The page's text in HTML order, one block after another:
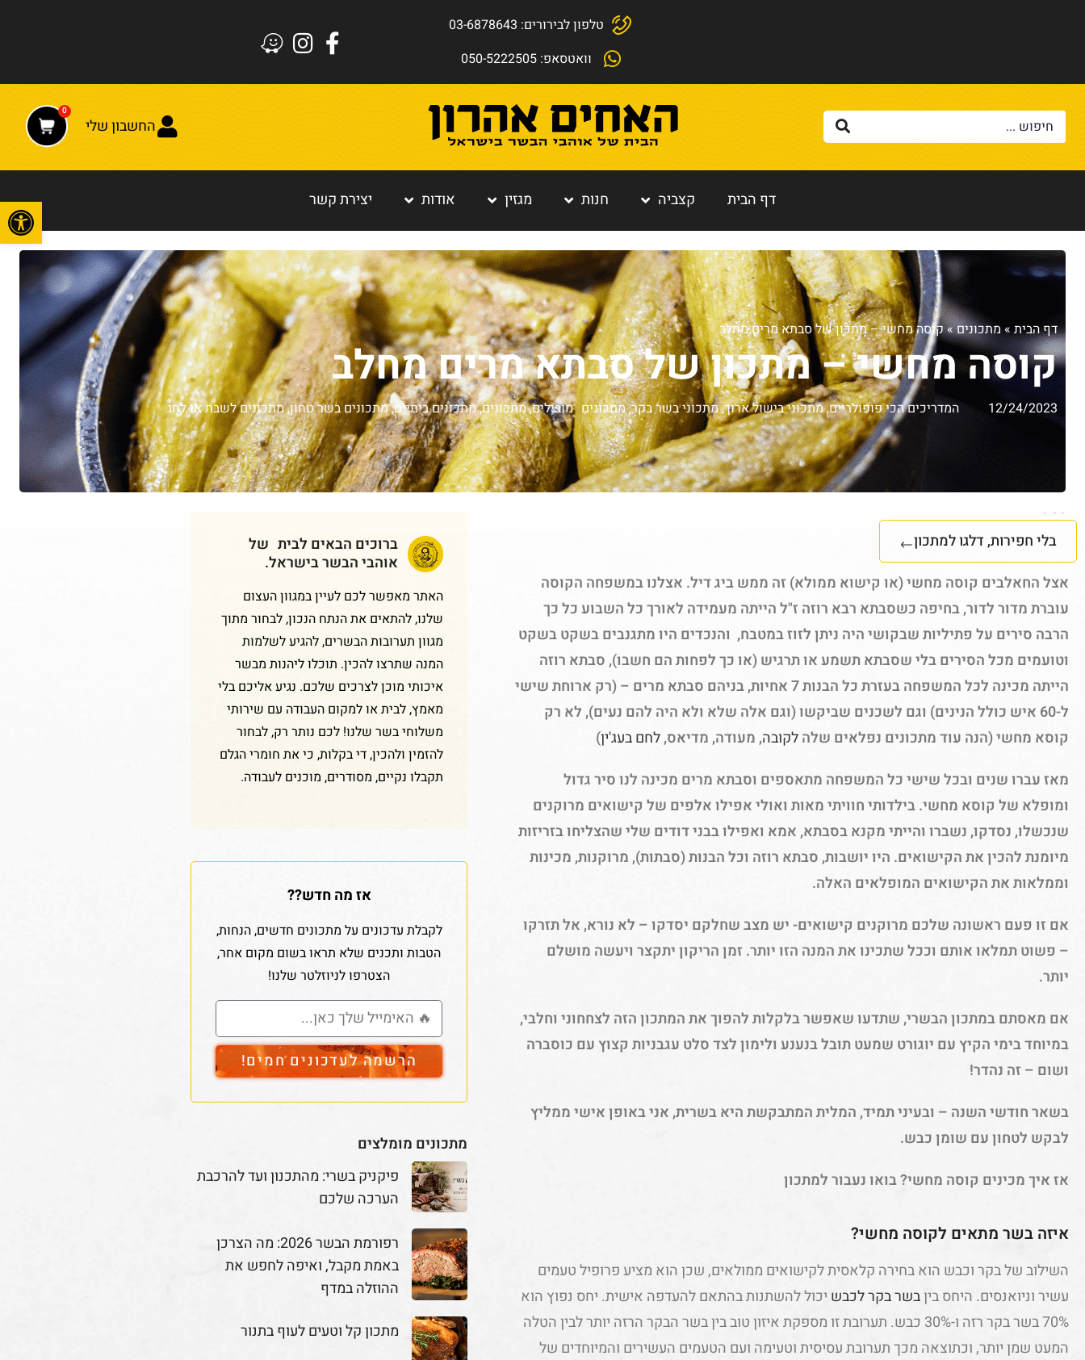
טלפון לבירורים: 03-6878643
וואטסאפ: 050-5222505
החשבון שלי
0
דף הבית קצביה חנות מגזין אודות יצירת קשר
דף הבית»מתכונים»קוסה מחשי – מתכון של סבתא מרים מחלב
קוסה מחשי – מתכון של סבתא מרים מחלב
12/24/2023 המדריכים הכי פופולריים,מתכוני בישול ארוך,מתכוני בשר בקר,מתכונים מובילים,מתכונים,מתכונים ביתיים,מתכונים בשר טחון,מתכונים לשבת או לחג
בלי חפירות, דלגו למתכון
אצל החאלבים קוסה מחשי (או קישוא ממולא) זה ממש ביג דיל. אצלנו במשפחה הקוסה
עוברת מדור לדור, בחיפה כשסבתא רבא רוזה ז"ל הייתה מעמידה לאורך כל השבוע כל כך
הרבה סירים על פתיליות שבקושי היה ניתן לזוז במטבח, והנכדים היו מתגנבים בשקט בשקט
וטועמים מכל הסירים בלי שסבתא תשמע או תרגיש (או כך לפחות הם חשבו), סבתא רוזה
הייתה מכינה לכל המשפחה בעזרת כל הבנות 7 אחיות, בניהם סבתא מרים – (רק ארוחת שישי
ל-60 איש כולל הנינים) וגם לשכנים שביקשו (וגם אלה שלא ולא היה להם נעים), לא רק
קוסא מחשי (הנה עוד מתכונים נפלאים שלהלקובה, מעודה, מדיאס,לחם בעג'ין)
מאז עברו שנים ובכל שישי כל המשפחה מתאספים וסבתא מרים מכינה לנו סיר גדול
ומופלא של קוסא מחשי. בילדותי חוויתי מאות ואולי אפילו אלפים של קישואים מרוקנים
שנכשלו, נסדקו, נשברו והייתי מקנא בסבתא, אמא ואפילו בבני דודים שלי שהצליחו בזריזות
מיומנת להכין את הקישואים. היו יושבות, סבתא רוזה וכל הבנות (סבתות), מרוקנות, מכינות
וממלאות את הקישואים המופלאים האלה.
אם זו פעם ראשונה שלכם מרוקנים קישואים- יש מצב שחלקם יסדקו – לא נורא, אל תזרקו
– פשוט תמלאו אותם וככל שתכינו את המנה הזו יותר. זמן הריקון יתקצר ויעשה מושלם
יותר.
אם מאסתם במתכון הבשרי, שתדעו שאפשר בלקלות להפוך את המתכון הזה לצחחוני וחלבי,
במיוחד בימי הקיץ עם יוגורט שמעט תובל בנענע ולימון לצד סלט עגבניות קצוץ עם כוסברה
ושום – זה נהדר!
בשאר חודשי השנה – ובעיני תמיד, המלית המתבקשת היא בשרית, אני באופן אישי ממליץ
לבקש לטחון עם שומן כבש.
אז איך מכינים קוסה מחשי? בואו נעבור למתכון
איזה בשר מתאים לקוסה מחשי?
השילוב של בקר וכבש הוא בחירה קלאסית לקישואים ממולאים, שכן הוא מציע פרופיל טעמים
עשיר וניואנסים. היחס ביןבשר בקרלכבש יכול להשתנות בהתאם להעדפה אישית. יחס נפוץ הוא
70% בשר בקר רזה ו-30% כבש. תערובת זו מספקת איזון טוב בין בשר הבקר הרזה יותר לבין הטלה
המעט שמן יותר, וכתוצאה מכך תערובת עסיסית וטעימה ועם הטעמים העשירים והמיוחדים של
ברוכים הבאים לבית של
אוהבי הבשר בישראל.
האתר מאפשר לכם לעיין במגוון העצום
שלנו, להתאים את הנתח הנכון, לבחור מתוך
מגוון תערובות הבשרים, להגיע לשלמות
המנה שתרצו להכין. תוכלו ליהנות מבשר
איכותי מוכן לצרכים שלכם. נגיע אליכם בלי
מאמץ, לבית או למקום העבודה עם שירותי
משלוחי בשר שלנו! לכם נותר רק, לבחור
להזמין ולהכין, די בקלות, כי את חומרי הגלם
תקבלו נקיים, מסודרים, מוכנים לעבודה.
אז מה חדש??
לקבלת עדכונים על מתכונים חדשים, הנחות,
הטבות ותכנים שלא תראו בשום מקום אחר,
הצטרפו לניוזלטר שלנו!
הרשמה לעדכונים חמים!
מתכונים מומלצים
פיקניק בשרי: מהתכנון ועד להרכבת
הערכה שלכם
רפורמת הבשר 2026: מה הצרכן
באמת מקבל, ואיפה לחפש את
ההוזלה במדף
מתכון קל וטעים לעוף בתנור